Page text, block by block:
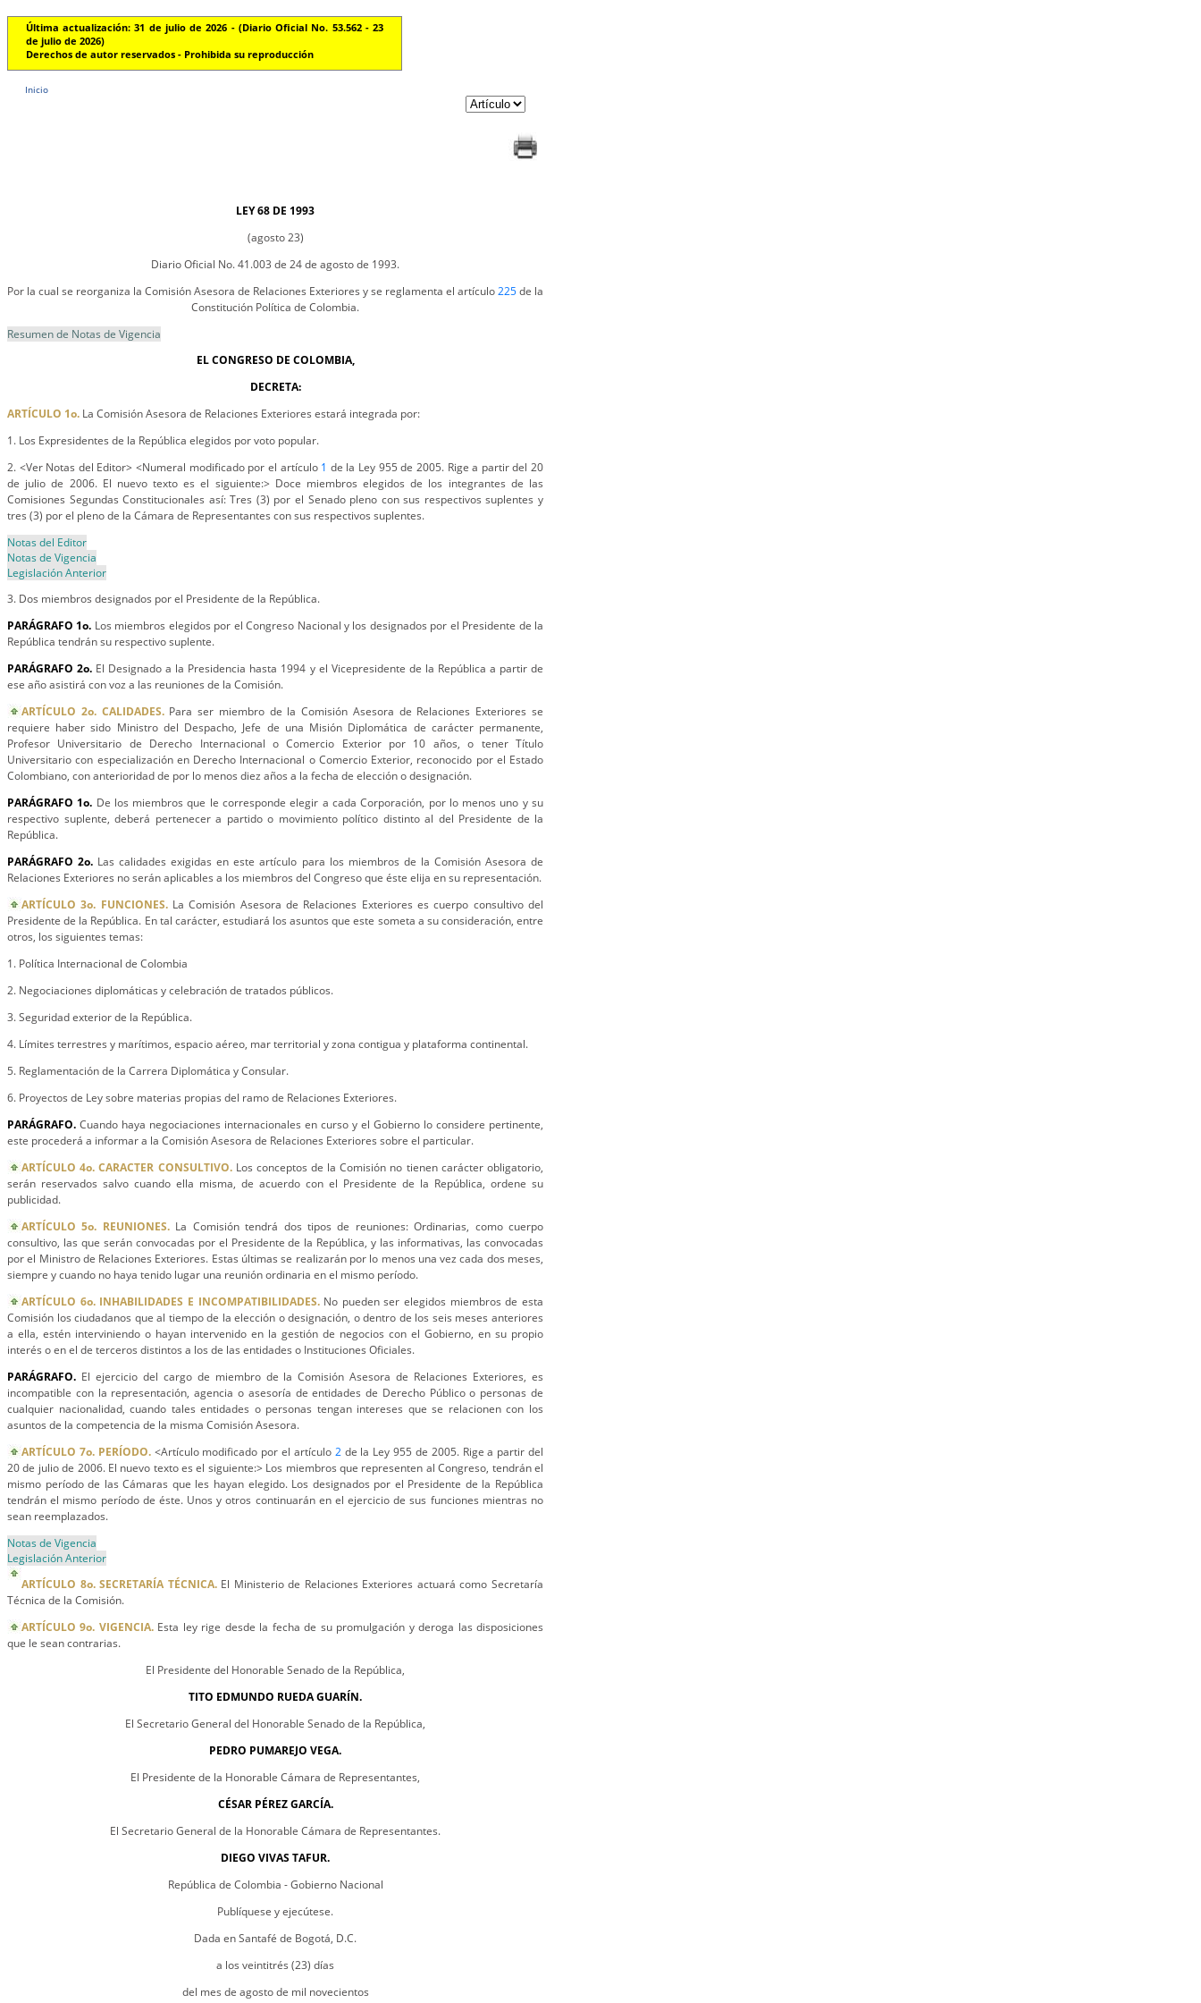
Última actualización: 31 de julio de 2026 - (Diario Oficial No. 53.562 - 23
de julio de 2026)
Derechos de autor reservados - Prohibida su reproducción
Inicio
LEY 68 DE 1993
(agosto 23)
Diario Oficial No. 41.003 de 24 de agosto de 1993.
Por la cual se reorganiza la Comisión Asesora de Relaciones Exteriores y se reglamenta el artículo225de la
Constitución Política de Colombia.
Resumen de Notas de Vigencia
EL CONGRESO DE COLOMBIA,
DECRETA:
ARTÍCULO 1o. La Comisión Asesora de Relaciones Exteriores estará integrada por:
1. Los Expresidentes de la República elegidos por voto popular.
2. <Ver Notas del Editor> <Numeral modificado por el artículo 1 de la Ley 955 de 2005. Rige a partir del 20
de julio de 2006. El nuevo texto es el siguiente:> Doce miembros elegidos de los integrantes de las
Comisiones Segundas Constitucionales así: Tres (3) por el Senado pleno con sus respectivos suplentes y
tres (3) por el pleno de la Cámara de Representantes con sus respectivos suplentes.
Notas del Editor
Notas de Vigencia
Legislación Anterior
3. Dos miembros designados por el Presidente de la República.
PARÁGRAFO 1o. Los miembros elegidos por el Congreso Nacional y los designados por el Presidente de la
República tendrán su respectivo suplente.
PARÁGRAFO 2o. El Designado a la Presidencia hasta 1994 y el Vicepresidente de la República a partir de
ese año asistirá con voz a las reuniones de la Comisión.
ARTÍCULO 2o. CALIDADES.Para ser miembro de la Comisión Asesora de Relaciones Exteriores se
requiere haber sido Ministro del Despacho, Jefe de una Misión Diplomática de carácter permanente,
Profesor Universitario de Derecho Internacional o Comercio Exterior por 10 años, o tener Título
Universitario con especialización en Derecho Internacional o Comercio Exterior, reconocido por el Estado
Colombiano, con anterioridad de por lo menos diez años a la fecha de elección o designación.
PARÁGRAFO 1o. De los miembros que le corresponde elegir a cada Corporación, por lo menos uno y su
respectivo suplente, deberá pertenecer a partido o movimiento político distinto al del Presidente de la
República.
PARÁGRAFO 2o. Las calidades exigidas en este artículo para los miembros de la Comisión Asesora de
Relaciones Exteriores no serán aplicables a los miembros del Congreso que éste elija en su representación.
ARTÍCULO 3o. FUNCIONES.La Comisión Asesora de Relaciones Exteriores es cuerpo consultivo del
Presidente de la República. En tal carácter, estudiará los asuntos que este someta a su consideración, entre
otros, los siguientes temas:
1. Política Internacional de Colombia
2. Negociaciones diplomáticas y celebración de tratados públicos.
3. Seguridad exterior de la República.
4. Límites terrestres y marítimos, espacio aéreo, mar territorial y zona contigua y plataforma continental.
5. Reglamentación de la Carrera Diplomática y Consular.
6. Proyectos de Ley sobre materias propias del ramo de Relaciones Exteriores.
PARÁGRAFO. Cuando haya negociaciones internacionales en curso y el Gobierno lo considere pertinente,
este procederá a informar a la Comisión Asesora de Relaciones Exteriores sobre el particular.
ARTÍCULO 4o. CARACTER CONSULTIVO.Los conceptos de la Comisión no tienen carácter obligatorio,
serán reservados salvo cuando ella misma, de acuerdo con el Presidente de la República, ordene su
publicidad.
ARTÍCULO 5o. REUNIONES.La Comisión tendrá dos tipos de reuniones: Ordinarias, como cuerpo
consultivo, las que serán convocadas por el Presidente de la República, y las informativas, las convocadas
por el Ministro de Relaciones Exteriores. Estas últimas se realizarán por lo menos una vez cada dos meses,
siempre y cuando no haya tenido lugar una reunión ordinaria en el mismo período.
ARTÍCULO 6o. INHABILIDADES E INCOMPATIBILIDADES.No pueden ser elegidos miembros de esta
Comisión los ciudadanos que al tiempo de la elección o designación, o dentro de los seis meses anteriores
a ella, estén interviniendo o hayan intervenido en la gestión de negocios con el Gobierno, en su propio
interés o en el de terceros distintos a los de las entidades o Instituciones Oficiales.
PARÁGRAFO. El ejercicio del cargo de miembro de la Comisión Asesora de Relaciones Exteriores, es
incompatible con la representación, agencia o asesoría de entidades de Derecho Público o personas de
cualquier nacionalidad, cuando tales entidades o personas tengan intereses que se relacionen con los
asuntos de la competencia de la misma Comisión Asesora.
ARTÍCULO 7o. PERÍODO.<Artículo modificado por el artículo 2de la Ley 955 de 2005. Rige a partir del
20 de julio de 2006. El nuevo texto es el siguiente:> Los miembros que representen al Congreso, tendrán el
mismo período de las Cámaras que les hayan elegido. Los designados por el Presidente de la República
tendrán el mismo período de éste. Unos y otros continuarán en el ejercicio de sus funciones mientras no
sean reemplazados.
Notas de Vigencia
Legislación Anterior
ARTÍCULO 8o. SECRETARÍA TÉCNICA.El Ministerio de Relaciones Exteriores actuará como Secretaría
Técnica de la Comisión.
ARTÍCULO 9o. VIGENCIA.Esta ley rige desde la fecha de su promulgación y deroga las disposiciones
que le sean contrarias.
El Presidente del Honorable Senado de la República,
TITO EDMUNDO RUEDA GUARÍN.
El Secretario General del Honorable Senado de la República,
PEDRO PUMAREJO VEGA.
El Presidente de la Honorable Cámara de Representantes,
CÉSAR PÉREZ GARCÍA.
El Secretario General de la Honorable Cámara de Representantes.
DIEGO VIVAS TAFUR.
República de Colombia - Gobierno Nacional
Publíquese y ejecútese.
Dada en Santafé de Bogotá, D.C.
a los veintitrés (23) días
del mes de agosto de mil novecientos